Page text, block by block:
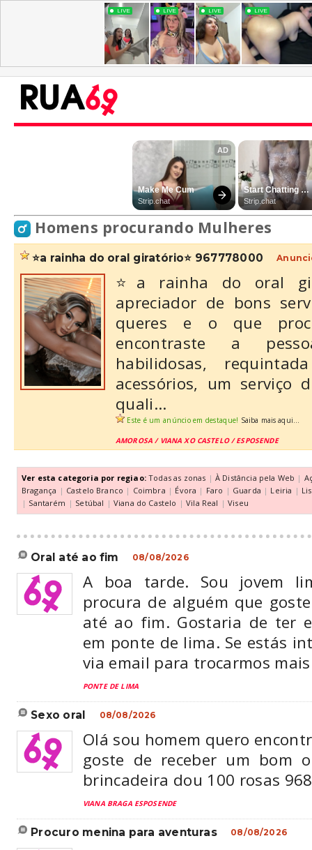
Homens procurando Mulheres
⭐a rainha do oral giratório⭐ 967778000
⭐a rainha do oral
apreciador de bons
queres e o que
encontraste a
habilidosas,
acessórios, um serviço
quali...
Este é um anúncio em destaque! Saiba mais aqui...
AMOROSA / VIANA XO CASTELO / ESPOSENDE
Ver esta categoria por regiao: Todas as zonas | À Distância pela Web |
Bragança | Castelo Branco | Coimbra | Évora | Faro | Guarda | Leiria |
| Santarém | Setúbal | Viana do Castelo | Vila Real | Viseu
oral até ao fim 08/08/2026
A boa tarde. Sou jovem
procura de alguém que
até ao fim. Gostaria de ter
em ponte de lima. Se estás
via email para trocarmos
PONTE DE LIMA
sexo oral 08/08/2026
Olá sou homem quero
goste de receber um bom
brincadeira dou 100 rosas
VIANA BRAGA ESPOSENDE
procuro menina para aventuras 08/08/2026